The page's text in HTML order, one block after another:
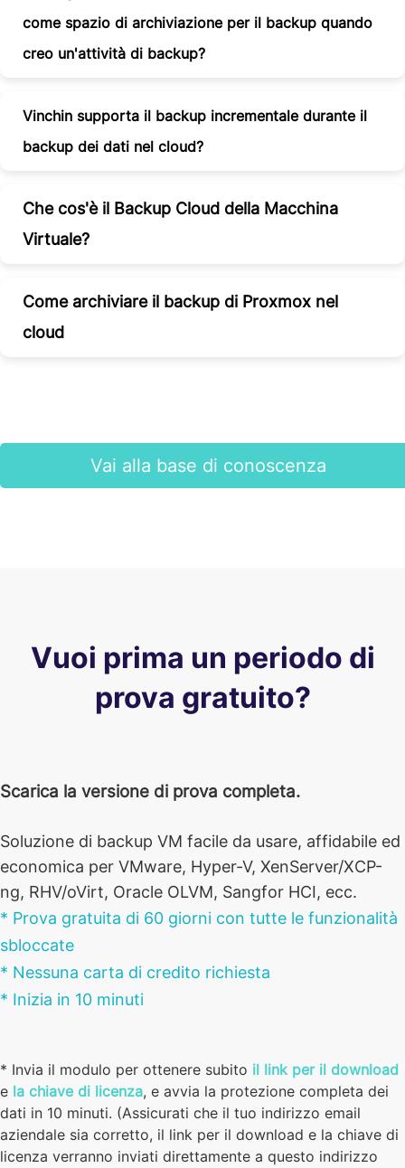
come spazio di archiviazione per il backup quando
creo un'attività di backup?
Vinchin supporta il backup incrementale durante il
backup dei dati nel cloud?
Che cos'è il Backup Cloud della Macchina
Virtuale?
Come archiviare il backup di Proxmox nel
cloud
Vai alla base di conoscenza
Vuoi prima un periodo di
prova gratuito?
Scarica la versione di prova completa.
Soluzione di backup VM facile da usare, affidabile ed
economica per VMware, Hyper-V, XenServer/XCP-
ng, RHV/oVirt, Oracle OLVM, Sangfor HCI, ecc.
* Prova gratuita di 60 giorni con tutte le funzionalità
sbloccate
* Nessuna carta di credito richiesta
* Inizia in 10 minuti
* Invia il modulo per ottenere subito il link per il download
e la chiave di licenza, e avvia la protezione completa dei
dati in 10 minuti. (Assicurati che il tuo indirizzo email
aziendale sia corretto, il link per il download e la chiave di
licenza verranno inviati direttamente a questo indirizzo